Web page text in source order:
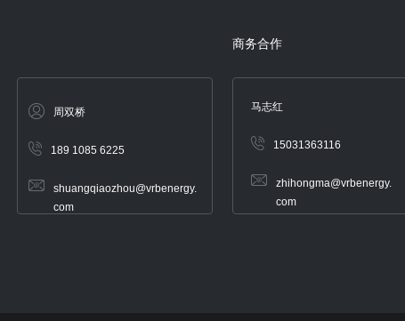
周双桥
189 1085 6225
shuangqiaozhou@vrbenergy.
com
商务合作
马志红
15031363116
zhihongma@vrbenergy.
com